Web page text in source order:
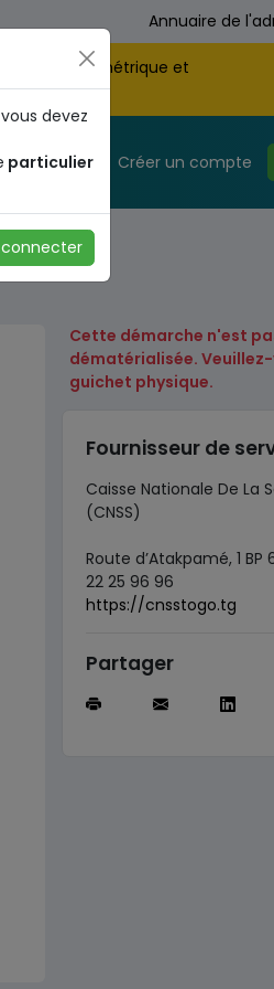
Annuaire de
biométrique et
ICI.
Créer un compte
Cette démarche n'est
dématérialisée.
guichet physique.
Fournisseur de
Caisse Nationale De La
(CNSS)
Route d’Atakpamé, 1 BP
22 25 96 96
https://cnsstogo.tg
Partager
devez
particulier
connecter